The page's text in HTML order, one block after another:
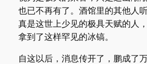
也已不再有了。酒馆里的其他人
真是这世上少见的极具天赋的人
拿到了这样罕见的冰镐。
自这以后，消息传开了，鹏成了